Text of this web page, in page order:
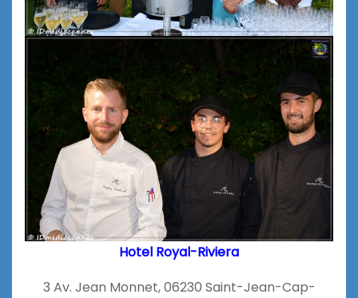
Hotel Royal-Riviera
3 Av. Jean Monnet, 06230 Saint-Jean-Cap-